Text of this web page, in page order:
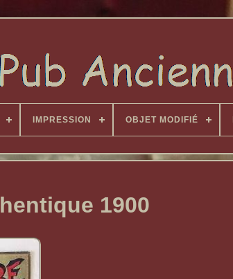
IMPRESSION OBJET MODIFIÉ
1900